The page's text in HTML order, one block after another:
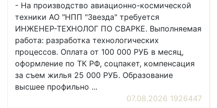
- На производство авиационно-космической
техники АО "НПП "Звезда" требуется
ИНЖЕНЕР-ТЕХНОЛОГ ПО СВАРКЕ. Выполняемая
работа: разработка технологических
процессов. Оплата от 100 000 РУБ в месяц,
оформление по ТК РФ, соцпакет, компенсация
за съем жилья 25 000 РУБ. Образование
высшее профильно ...
07.08.2026 1926447